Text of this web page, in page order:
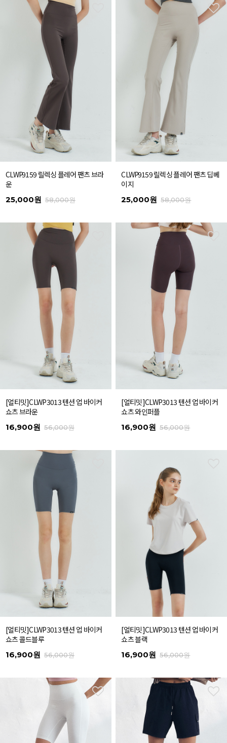
CLWP9159 릴렉싱 플레어 팬츠 브라
운
25,000원 58,000원
CLWP9159 릴렉싱 플레어 팬츠 딥베
이지
25,000원 58,000원
[얼티밋]CLWP3013 텐션 업 바이커
쇼츠 브라운
16,900원 56,000원
[얼티밋]CLWP3013 텐션 업 바이커
쇼츠 와인퍼플
16,900원 56,000원
[얼티밋]CLWP3013 텐션 업 바이커
쇼츠 콜드블루
16,900원 56,000원
[얼티밋]CLWP3013 텐션 업 바이커
쇼츠 블랙
16,900원 56,000원